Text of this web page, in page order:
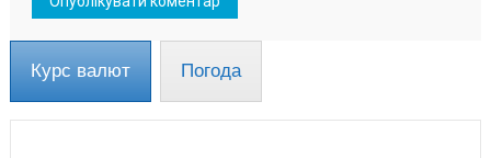
Курс валют Погода